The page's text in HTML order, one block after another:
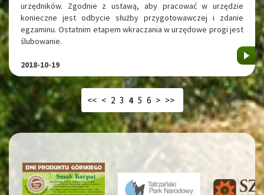
urzędników. Zgodnie z ustawą, aby pracować w urzędzie
konieczne jest odbycie służby przygotowawczej i zdanie
egzaminu. Ostatnim etapem wkraczania w urzędowe progi jest
ślubowanie.
2018-10-19
<< < 2 3 4 5 6 > >>